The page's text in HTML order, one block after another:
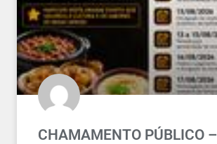
CHAMAMENTO PÚBLICO –